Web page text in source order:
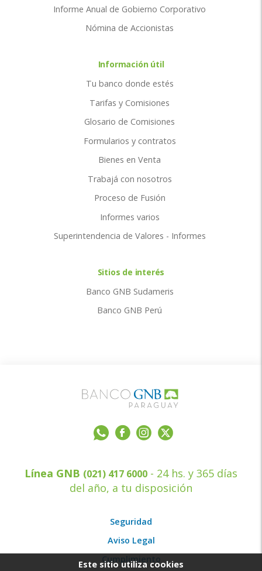
Informe Anual de Gobierno Corporativo
Nómina de Accionistas
Información útil
Tu banco donde estés
Tarifas y Comisiones
Glosario de Comisiones
Formularios y contratos
Bienes en Venta
Trabajá con nosotros
Proceso de Fusión
Informes varios
Superintendencia de Valores - Informes
Sitios de interés
Banco GNB Sudameris
Banco GNB Perú
Línea GNB (021) 417 6000 - 24 hs. y 365 días
del año, a tu disposición
Seguridad
Aviso Legal
Cumplimiento
Este sitio utiliza cookies